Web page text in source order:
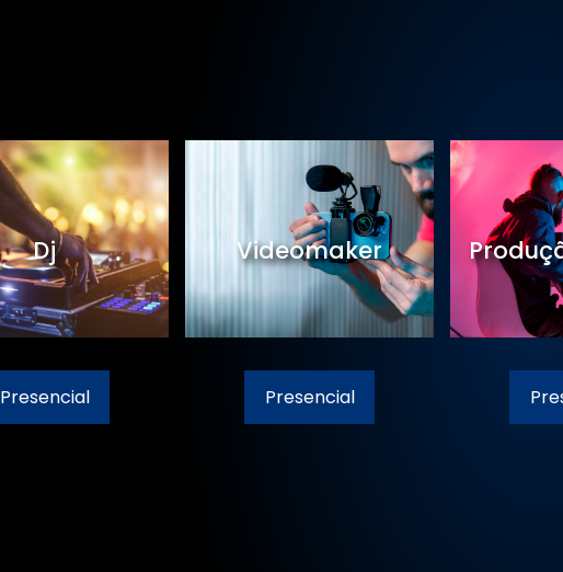
Dj
Presencial
Videomaker
Presencial